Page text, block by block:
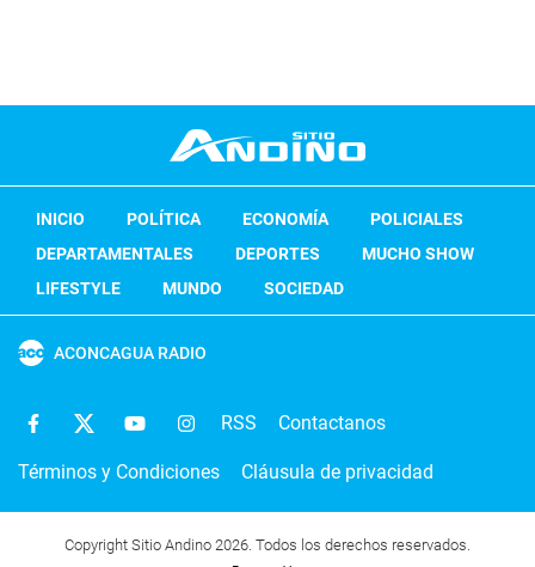
INICIO POLÍTICA ECONOMÍA
POLICIALES
DEPARTAMENTALES
DEPORTES
MUCHO SHOW
LIFESTYLE
MUNDO SOCIEDAD
ACONCAGUA RADIO
RSS Contactanos
Términos y Condiciones Cláusula de privacidad
Copyright Sitio Andino 2026. Todos los derechos reservados.